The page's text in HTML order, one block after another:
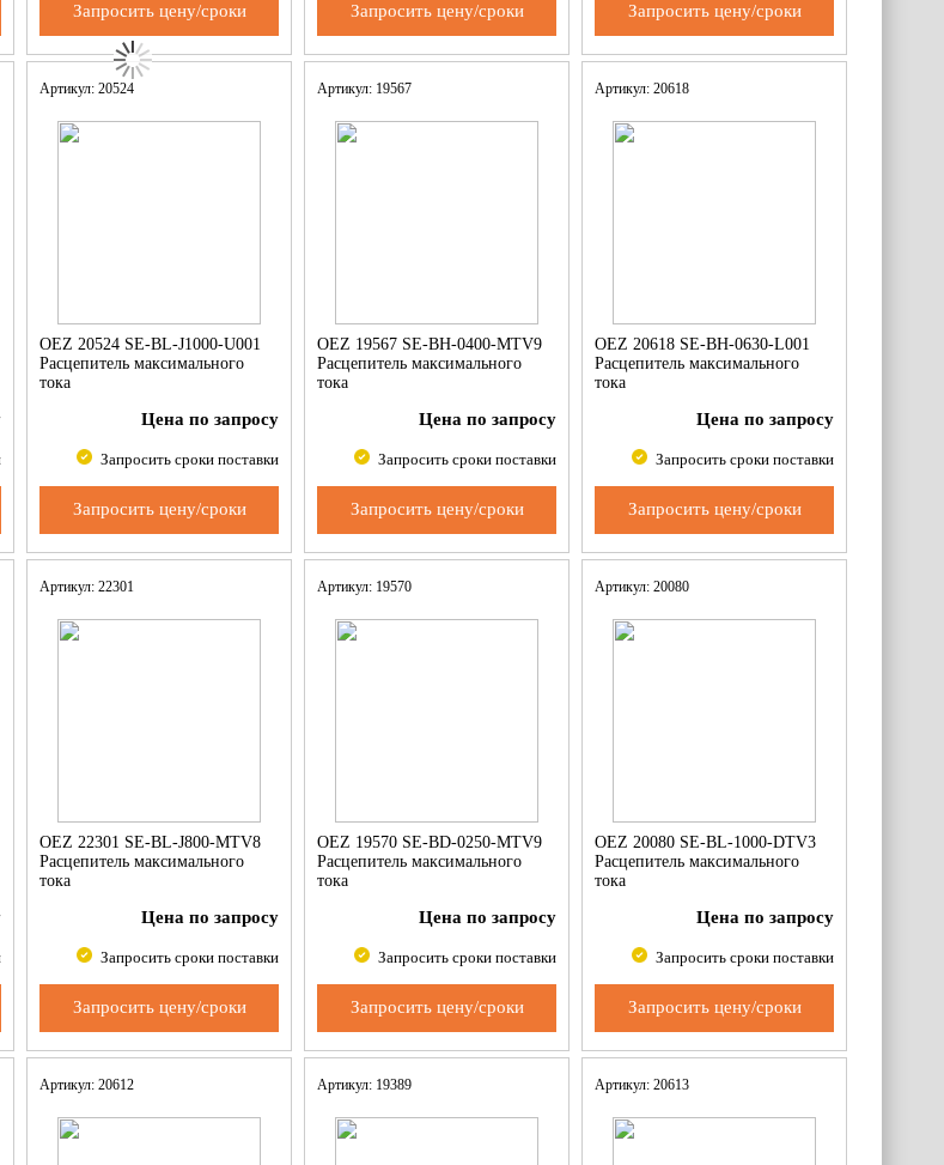
Запросить цену/сроки Запросить цену/сроки Запросить цену/сроки
Артикул: 20524
OEZ 20524 SE-BL-J1000-U001
Расцепитель максимального
тока
Цена по запросу
Запросить сроки поставки
Запросить цену/сроки
Артикул: 19567
OEZ 19567 SE-BH-0400-MTV9
Расцепитель максимального
тока
Цена по запросу
Запросить сроки поставки
Запросить цену/сроки
Артикул: 20618
OEZ 20618 SE-BH-0630-L001
Расцепитель максимального
тока
Цена по запросу
Запросить сроки поставки
Запросить цену/сроки
Артикул: 22301
OEZ 22301 SE-BL-J800-MTV8
Расцепитель максимального
тока
Цена по запросу
Запросить сроки поставки
Запросить цену/сроки
Артикул: 19570
OEZ 19570 SE-BD-0250-MTV9
Расцепитель максимального
тока
Цена по запросу
Запросить сроки поставки
Запросить цену/сроки
Артикул: 20080
OEZ 20080 SE-BL-1000-DTV3
Расцепитель максимального
тока
Цена по запросу
Запросить сроки поставки
Запросить цену/сроки
Артикул: 20612 Артикул: 19389 Артикул: 20613